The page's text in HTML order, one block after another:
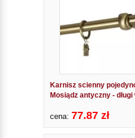
Karnisz scienny
Mosiądz antyczny -
cena: 77.87 zł